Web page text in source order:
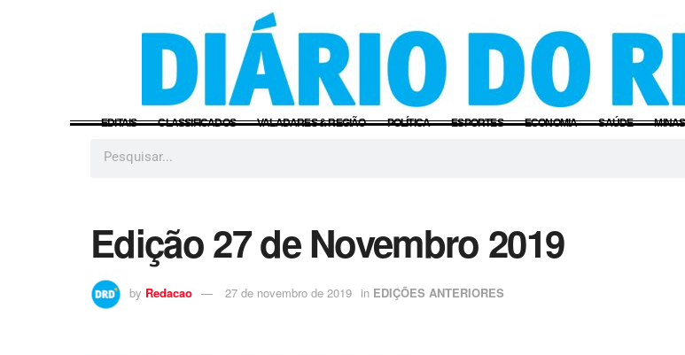
EDITAIS CLASSIFICADOS VALADARES & REGIÃO POLÍTICA ESPORTES ECONOMIA SAÚDE
Edição 27 de Novembro 2019
by Redacao 27 de novembro de 2019 in EDIÇÕES ANTERIORES